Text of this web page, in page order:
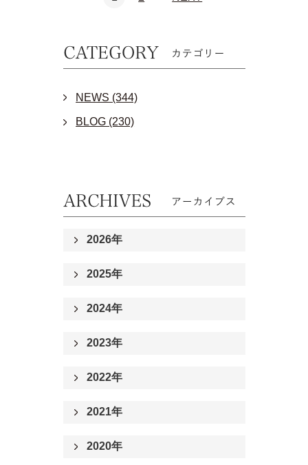
NEWS (344)
BLOG (230)
2026年
2025年
2024年
2023年
2022年
2021年
2020年